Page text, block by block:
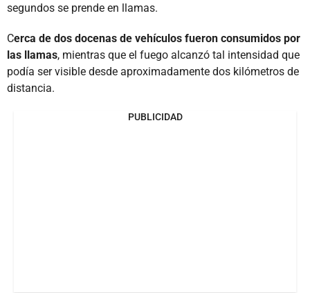
segundos se prende en llamas.
Cerca de dos docenas de vehículos fueron consumidos por
las llamas, mientras que el fuego alcanzó tal intensidad que
podía ser visible desde aproximadamente dos kilómetros de
distancia.
PUBLICIDAD